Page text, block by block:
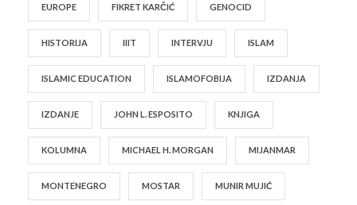
EUROPE FIKRET KARČIĆ GENOCID
HISTORIJA IIIT INTERVJU ISLAM
ISLAMIC EDUCATION ISLAMOFOBIJA IZDANJA
IZDANJE JOHN L. ESPOSITO KNJIGA
KOLUMNA MICHAEL H. MORGAN MIJANMAR
MONTENEGRO MOSTAR MUNIR MUJIĆ